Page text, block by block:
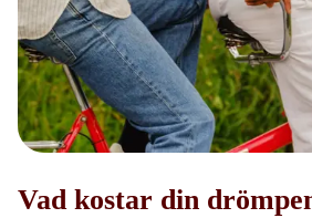
Vad kostar din